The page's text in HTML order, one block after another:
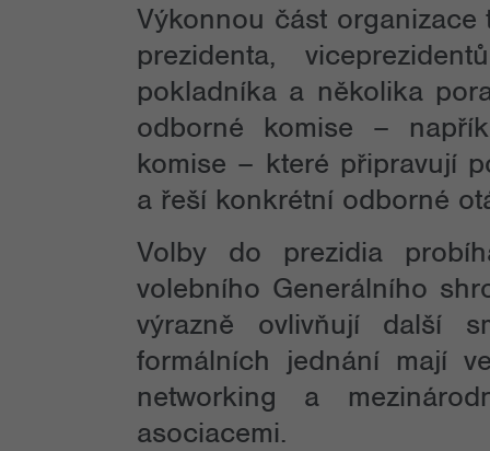
Výkonnou část organizace
prezidenta,
pokladníka a několika
odborné komise –
komise – které připravují
a řeší konkrétní odborné
Volby do prezidia
volebního Generálního
výrazně ovlivňují další
formálních jednání mají
networking a
asociacemi.